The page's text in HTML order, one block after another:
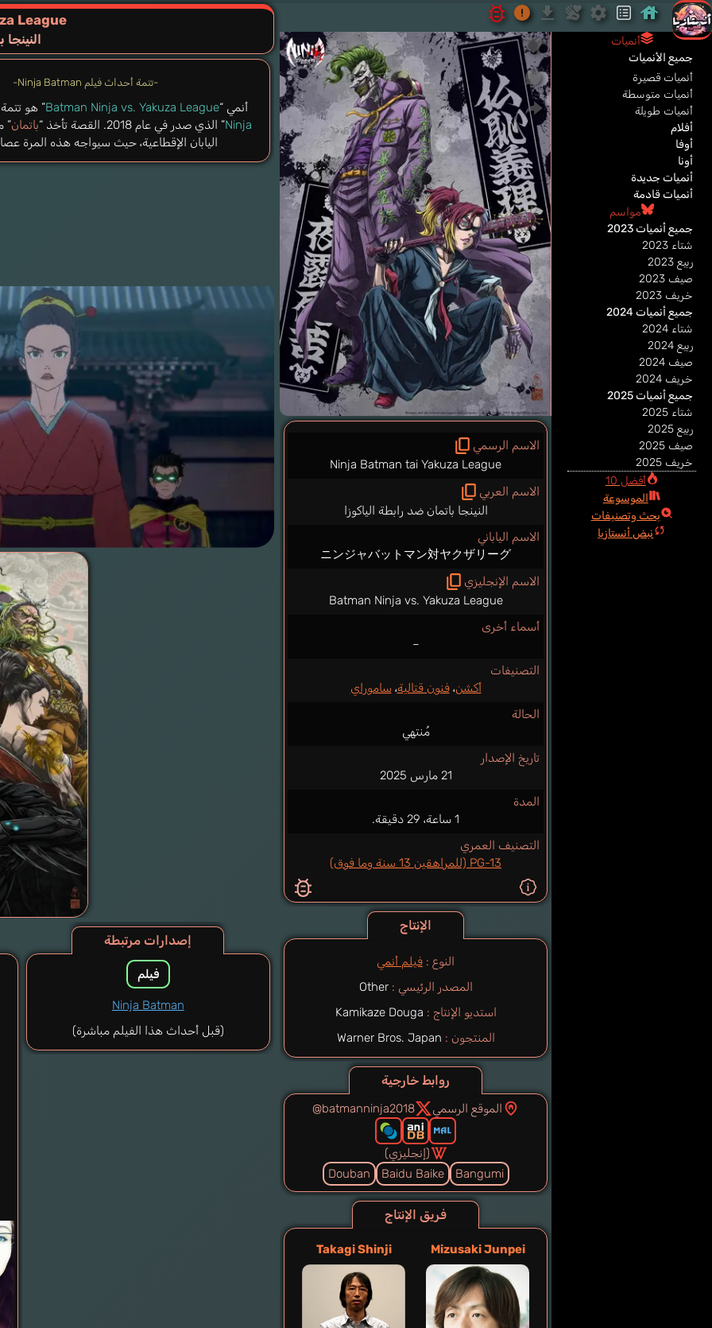
الاسم الرسمي
Ninja Batman tai Yakuza League
الاسم العربي
النينجا باتمان ضد رابطة الياكوزا
الاسم الياباني
ニンジャバットマン対ヤクザリーグ
الاسم الإنجليزي
Batman Ninja vs. Yakuza League
أسماء أخرى
–
التصنيفات
أكشن،فنون قتالية، ساموراي
الحالة
مُنتهي
تاريخ الإصدار
21 مارس 2025
المدة
1 ساعة، 29 دقيقة.
التصنيف العمري
PG-13 (للمراهقين 13 سنة وما فوق)
الإنتاج
النوع : فيلم أنمي
المصدر الرئيسي : Other
استديو الإنتاج : Kamikaze Douga
المنتجون :
روابط خارجية
الموقع الرسمي @batmanninja2018
(إنجليزي)
Bangumi
Baidu Baike
Douban
فريق الإنتاج
Mizusaki Junpei
Takagi Shinji
League
-تتمة أحداث فيلم Ninja Batman-
أنمي “Batman Ninja vs. Yakuza League” هو
Ninja” الذي صدر في عام 2018. القصة تأخذ “ باتمان”
اليابان الإقطاعية، حيث سيواجه هذه المرة
إصدارات مرتبطة
فيلم
Ninja Batman
(قبل أحداث هذا الفيلم مباشرة)
أنميات
جميع الأنميات
أنميات قصيرة
أنميات متوسطة
أنميات طويلة
أفلام
أوفا
أونا
أنميات جديدة
أنميات قادمة
مواسم
جميع أنميات 2023
شتاء 2023
ربيع 2023
صيف 2023
خريف 2023
جميع أنميات 2024
شتاء 2024
ربيع 2024
صيف 2024
خريف 2024
جميع أنميات 2025
شتاء 2025
ربيع 2025
صيف 2025
خريف 2025
أفضل 10
الموسوعة
بحث وتصنيفات
نبض أنستازيا